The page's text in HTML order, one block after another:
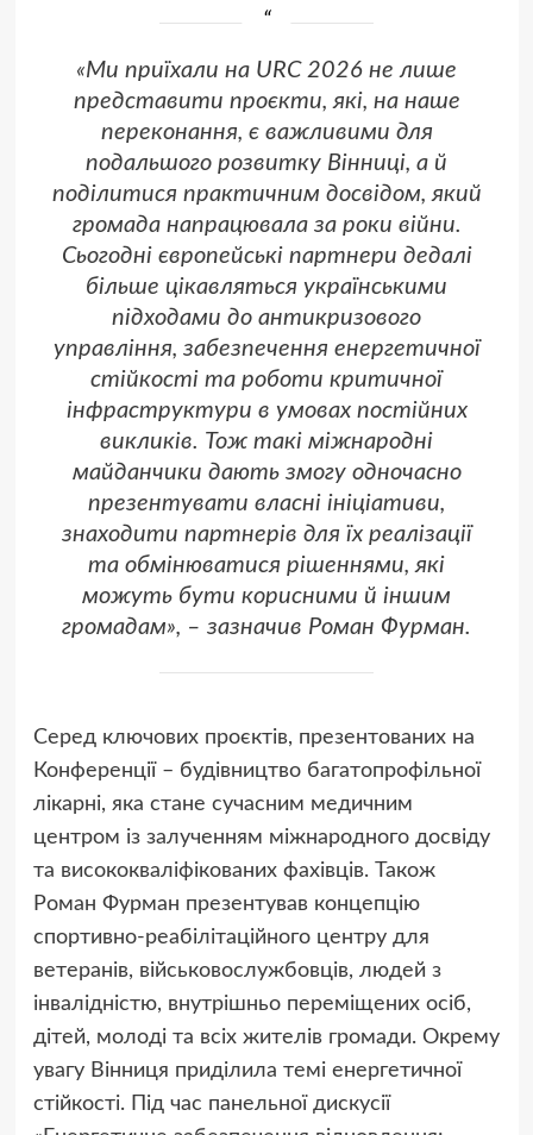
«Ми приїхали на URC 2026 не лише
представити проєкти, які, на наше
переконання, є важливими для
подальшого розвитку Вінниці, а й
поділитися практичним досвідом, який
громада напрацювала за роки війни.
Сьогодні європейські партнери дедалі
більше цікавляться українськими
підходами до антикризового
управління, забезпечення енергетичної
стійкості та роботи критичної
інфраструктури в умовах постійних
викликів. Тож такі міжнародні
майданчики дають змогу одночасно
презентувати власні ініціативи,
знаходити партнерів для їх реалізації
та обмінюватися рішеннями, які
можуть бути корисними й іншим
громадам», – зазначив Роман Фурман.
Серед ключових проєктів, презентованих на
Конференції – будівництво багатопрофільної
лікарні, яка стане сучасним медичним
центром із залученням міжнародного досвіду
та висококваліфікованих фахівців. Також
Роман Фурман презентував концепцію
спортивно-реабілітаційного центру для
ветеранів, військовослужбовців, людей з
інвалідністю, внутрішньо переміщених осіб,
дітей, молоді та всіх жителів громади. Окрему
увагу Вінниця приділила темі енергетичної
стійкості. Під час панельної дискусії